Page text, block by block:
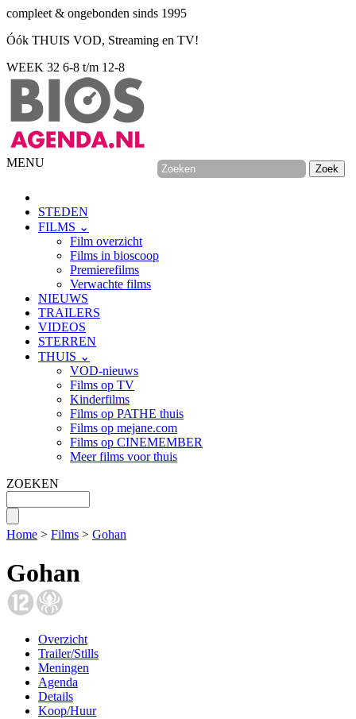
compleet & ongebonden sinds 1995
Óók THUIS VOD, Streaming en TV!
WEEK 32 6-8 t/m 12-8
MENU
STEDEN
FILMS ⌄
Film overzicht
Films in bioscoop
Premierefilms
Verwachte films
NIEUWS
TRAILERS
VIDEOS
STERREN
THUIS ⌄
VOD-nieuws
Films op TV
Kinderfilms
Films op PATHE thuis
Films op mejane.com
Films op CINEMEMBER
Meer films voor thuis
ZOEKEN
Home > Films > Gohan
Gohan
Overzicht
Trailer/Stills
Meningen
Agenda
Details
Koop/Huur